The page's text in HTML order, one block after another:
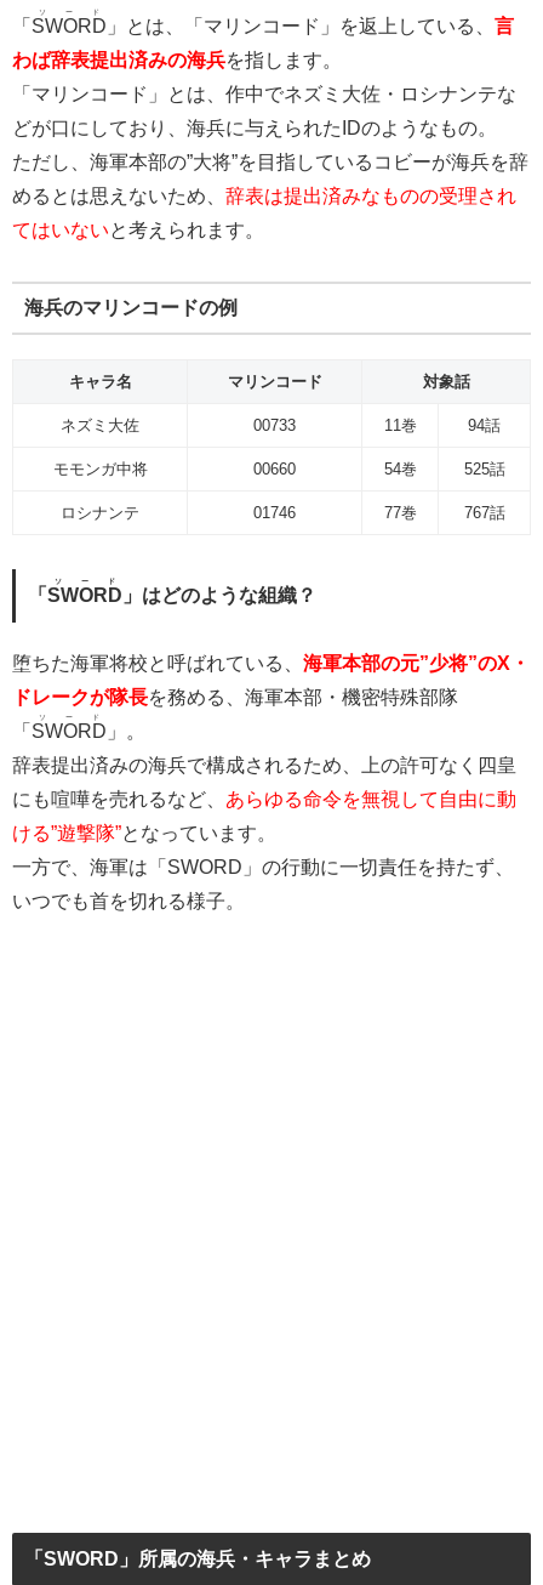
「 SWORD
ソード
」とは、「マリンコード」を返上している、 言
わば辞表提出済みの海兵を指します。
「マリンコード」とは、作中でネズミ大佐・ロシナンテな
どが口にしており、海兵に与えられたIDのようなもの。
ただし、海軍本部の”大将”を目指しているコビーが海兵を辞
めるとは思えないため、 辞表は提出済みなものの受理され
てはいないと考えられます。
海兵のマリンコードの例
キャラ名 マリンコード 対象話
ネズミ大佐 00733 11巻 94話
モモンガ中将 00660 54巻 525話
ロシナンテ 01746 77巻 767話
「 SWORD
ソード
」はどのような組織？
堕ちた海軍将校と呼ばれている、 海軍本部の元”少将”のX・
ドレークが隊長を務める、海軍本部・機密特殊部隊
「 SWORD
ソード
」。
辞表提出済みの海兵で構成されるため、上の許可なく四皇
にも喧嘩を売れるなど、 あらゆる命令を無視して自由に動
ける”遊撃隊”となっています。
一方で、海軍は「SWORD」の行動に一切責任を持たず、
いつでも首を切れる様子。
「SWORD」所属の海兵・キャラまとめ